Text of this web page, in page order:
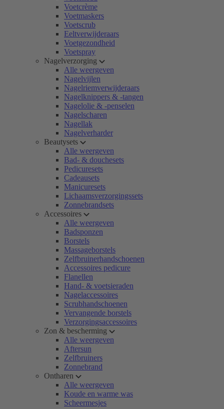
Voetcrème
Voetmaskers
Voetscrub
Eeltverwijderaars
Voetgezondheid
Voetspray
Nagelverzorging
Alle weergeven
Nagelvijlen
Nagelriemverwijderaars
Nagelknippers & -tangen
Nagelolie & -penselen
Nagelscharen
Nagellak
Nagelverharder
Beautysets
Alle weergeven
Bad- & douchesets
Pedicuresets
Cadeausets
Manicuresets
Lichaamsverzorgingssets
Zonnebrandsets
Accessoires
Alle weergeven
Badsponzen
Borstels
Massageborstels
Zelfbruinerhandschoenen
Accessoires pedicure
Flanellen
Hand- & voetsieraden
Nagelaccessoires
Scrubhandschoenen
Vervangende borstels
Verzorgingsaccessoires
Zon & bescherming
Alle weergeven
Aftersun
Zelfbruiners
Zonnebrand
Ontharen
Alle weergeven
Koude en warme was
Scheermesjes